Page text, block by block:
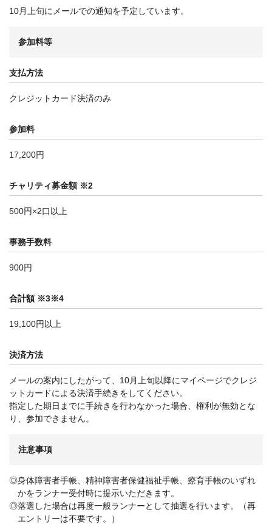
10月上旬にメールでの通知を予定しています。
参加料等
支払方法
クレジットカード決済のみ
参加料
17,200円
チャリティ募金額 ※2
500円×2口以上
事務手数料
900円
合計額 ※3※4
19,100円以上
決済方法
メールの案内にしたがって、10月上旬以降にマイページでクレジ
ットカードによる決済手続きをしてください。
指定した期日までに手続きを行わなかった場合、権利が無効とな
り、参加できません。
注意事項
◎身体障害者手帳、精神障害者保健福祉手帳、療育手帳のいずれ
かをランナー受付時に提示いただきます。
◎落選した場合は再度一般ランナーとして抽選を行います。（再
エントリーは不要です。）